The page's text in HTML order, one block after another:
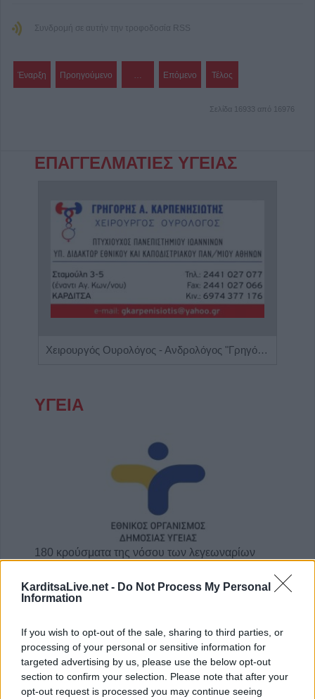
KarditsaLive.net - Do Not Process My Personal
Information
If you wish to opt-out of the sale, sharing to third parties, or
processing of your personal or sensitive information for
targeted advertising by us, please use the below opt-out
section to confirm your selection. Please note that after your
opt-out request is processed you may continue seeing
Συνδρομή σε αυτήν την τροφοδοσία RSS
Έναρξη Προηγούμενο … Επόμενο Τέλος
Σελίδα 16933 από 16976
ΕΠΑΓΓΕΛΜΑΤΙΕΣ ΥΓΕΙΑΣ
Χειρουργός Ουρολόγος - Ανδρολόγος "Γρηγόρης Α. Καρπενησιώτης"
ΥΓΕΙΑ
180 κρούσματα της νόσου των λεγεωναρίων
31 Ιουλίου 2026, 17:37